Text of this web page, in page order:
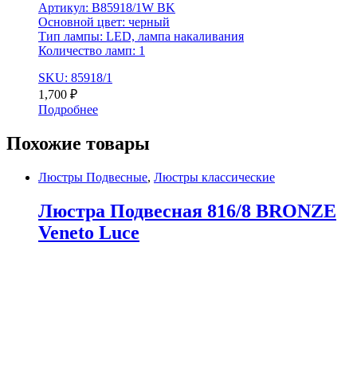
Артикул: B85918/1W BK
Основной цвет: черный
Тип лампы: LED, лампа накаливания
Количество ламп: 1
SKU: 85918/1
1,700 ₽
Подробнее
Похожие товары
Люстры Подвесные, Люстры классические
Люстра Подвесная 816/8 BRONZE
Veneto Luce